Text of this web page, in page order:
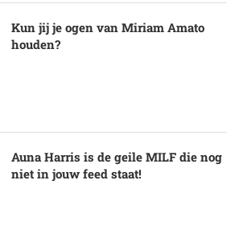
Kun jij je ogen van Miriam Amato
houden?
Auna Harris is de geile MILF die nog
niet in jouw feed staat!